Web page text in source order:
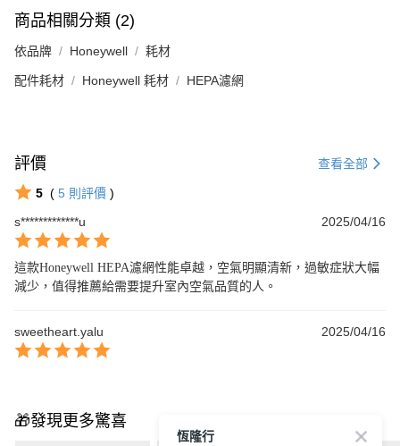
商品相關分類 (2)
依品牌 Honeywell 耗材
配件耗材 Honeywell 耗材 HEPA濾網
評價 查看全部
5 ( 5 則評價 )
s*************u
2025/04/16
這款Honeywell HEPA濾網性能卓越，空氣明顯清新，過敏症狀大幅
減少，值得推薦給需要提升室內空氣品質的人。
sweetheart.yalu 2025/04/16
🎁發現更多驚喜
恆隆行